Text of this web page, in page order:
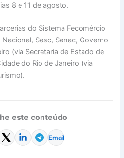
8 e 11 de agosto.
do Sistema Fecomércio
Sesc, Senac, Governo
(via Secretaria de Estado de
do Rio de Janeiro (via
este conteúdo
Email